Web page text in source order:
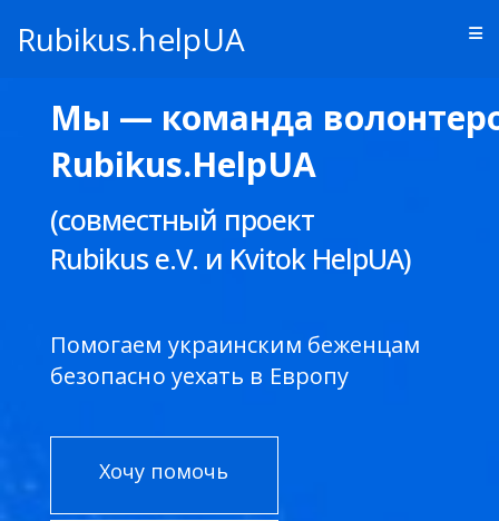
содержимому
Rubikus.helpUA
Мы — команда
Rubikus.HelpUA
(совместный проект
Rubikus e.V. и Kvitok HelpUA)
Помогаем украинским беженцам
безопасно уехать в Европу
Хочу помочь